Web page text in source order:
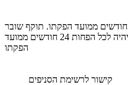
תוקף שובר כספי הינו לכל הפחות 60 חודשים ממועד הפקתו. תוקף שובר
לרכישת מוצר או שירות מסויים יהיה לכל הפחות 24 חודשים ממועד
הפקתו
קישור לרשימת הסניפים